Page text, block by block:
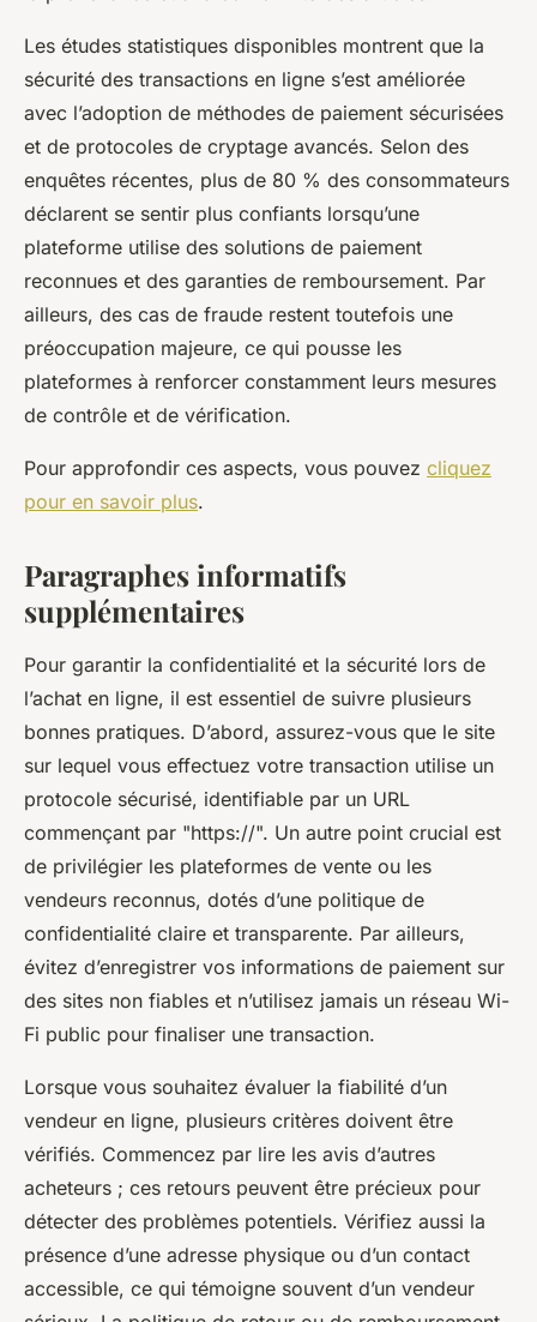
Les études statistiques disponibles montrent que la
sécurité des transactions en ligne s’est améliorée
avec l’adoption de méthodes de paiement sécurisées
et de protocoles de cryptage avancés. Selon des
enquêtes récentes, plus de 80 % des consommateurs
déclarent se sentir plus confiants lorsqu’une
plateforme utilise des solutions de paiement
reconnues et des garanties de remboursement. Par
ailleurs, des cas de fraude restent toutefois une
préoccupation majeure, ce qui pousse les
plateformes à renforcer constamment leurs mesures
de contrôle et de vérification.
Pour approfondir ces aspects, vous pouvez cliquez
pour en savoir plus.
Paragraphes informatifs
supplémentaires
Pour garantir la confidentialité et la sécurité lors de
l’achat en ligne, il est essentiel de suivre plusieurs
bonnes pratiques. D’abord, assurez-vous que le site
sur lequel vous effectuez votre transaction utilise un
protocole sécurisé, identifiable par un URL
commençant par "https://". Un autre point crucial est
de privilégier les plateformes de vente ou les
vendeurs reconnus, dotés d’une politique de
confidentialité claire et transparente. Par ailleurs,
évitez d’enregistrer vos informations de paiement sur
des sites non fiables et n’utilisez jamais un réseau Wi-
Fi public pour finaliser une transaction.
Lorsque vous souhaitez évaluer la fiabilité d’un
vendeur en ligne, plusieurs critères doivent être
vérifiés. Commencez par lire les avis d’autres
acheteurs ; ces retours peuvent être précieux pour
détecter des problèmes potentiels. Vérifiez aussi la
présence d’une adresse physique ou d’un contact
accessible, ce qui témoigne souvent d’un vendeur